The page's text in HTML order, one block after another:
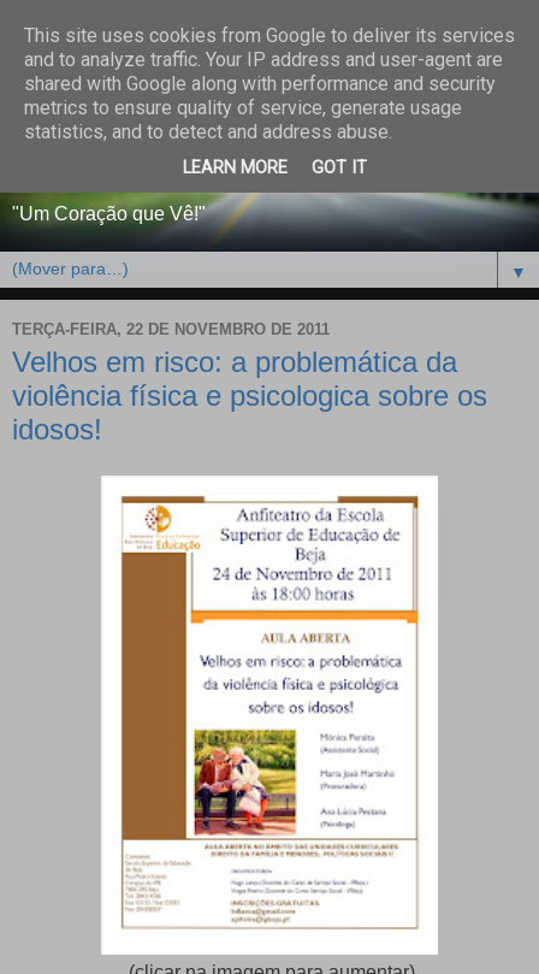
CENTRO PAROQUIAL E
SOCIAL DO SALVADOR
DE BEJA
"Um Coração que Vê!"
▼
TERÇA-FEIRA, 22 DE NOVEMBRO DE 2011
Velhos em risco: a problemática da
violência física e psicologica sobre os
idosos!
This site uses cookies from Google to deliver its services
and to analyze traffic. Your IP address and user-agent are
shared with Google along with performance and security
metrics to ensure quality of service, generate usage
statistics, and to detect and address abuse.
LEARN MORE GOT IT